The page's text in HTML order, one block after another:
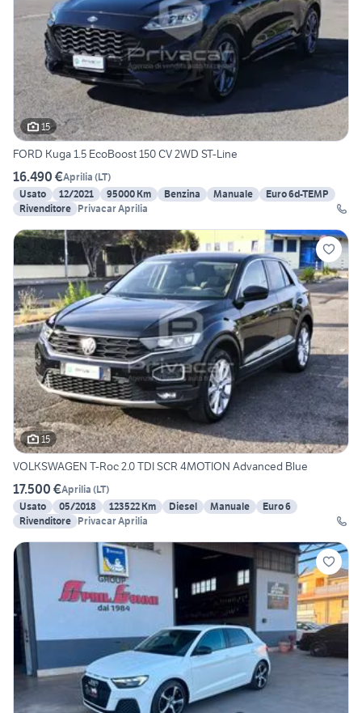
15
FORD Kuga 1.5 EcoBoost 150 CV 2WD ST-Line
16.490 €Aprilia (LT)
Usato
12/2021 95000 Km Benzina Manuale
Euro 6d-TEMP
Rivenditore Privacar Aprilia
15
VOLKSWAGEN T-Roc 2.0 TDI SCR 4MOTION Advanced Blue
17.500 €Aprilia (LT)
Usato
05/2018 123522 Km Diesel Manuale
Euro 6
Rivenditore Privacar Aprilia